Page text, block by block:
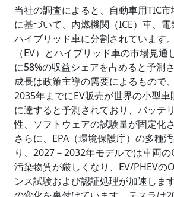
当社の調査によると、自動車用TIC
に基づいて、内燃機関（ICE）車、電
ハイブリッド車に分割されています
（EV）とハイブリッド車の市場見通
に58%の収益シェアを占めると予測
成長は政策主導の需要によるもので
2035年までにEV販売が世界の小型
に達すると予測されており、バッテ
性、ソフトウェアの試験量が固定化さ
さらに、EPA（環境保護庁）の多種
り、2027－2032年モデルでは車両の
汚染物質が厳しくなり、EV/PHEVの
ンス試験および認証処理が加速しま